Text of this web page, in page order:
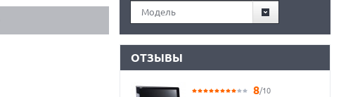
Модель
ОТЗЫВЫ
8/10